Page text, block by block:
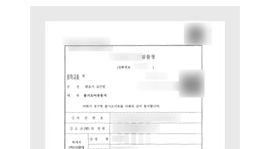
사례분석/최신동향
법률정보
법률지식인
업무분야
분야별